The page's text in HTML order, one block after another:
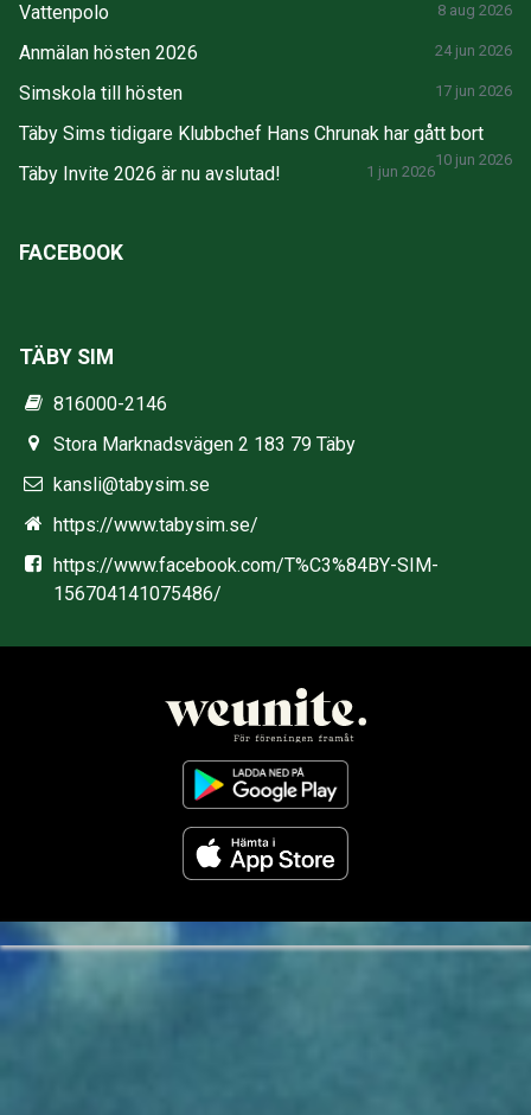
Vattenpolo 8 aug 2026
Anmälan hösten 2026 24 jun 2026
Simskola till hösten 17 jun 2026
Täby Sims tidigare Klubbchef Hans Chrunak har gått bort
10 jun 2026
Täby Invite 2026 är nu avslutad! 1 jun 2026
FACEBOOK
TÄBY SIM
816000-2146
Stora Marknadsvägen 2 183 79 Täby
kansli@tabysim.se
https://www.tabysim.se/
https://www.facebook.com/T%C3%84BY-SIM-
156704141075486/